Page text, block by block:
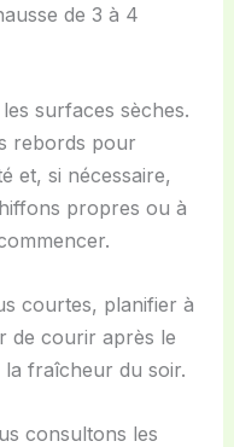
de 3 à 4
surfaces sèches.
rebords pour
et, si nécessaire,
propres ou à
courtes, planifier à
de courir après le
fraîcheur du soir.
consultons les